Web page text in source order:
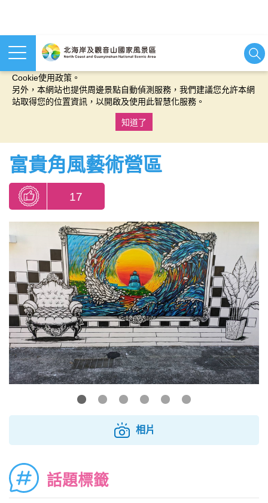
本網站使用cookies等相關技術以持續優化網站服務，並有助於為
Cookie使用政策。
另外，本網站也提供周邊景點自動偵測服務，我們建議您允許本網
站取得您的位置資訊，以開啟及使用此智慧化服務。
知道了
富貴角風藝術營區
17
相片
話題標籤